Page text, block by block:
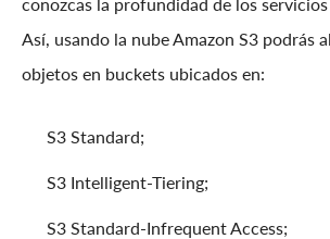
Así, usando la nube Amazon S3 podrás
objetos en buckets ubicados en:
S3 Standard;
S3 Intelligent-Tiering;
S3 Standard-Infrequent Access;